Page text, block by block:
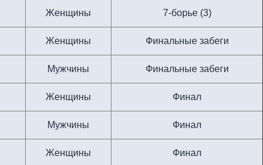
Женщины 7-борье (3)
Женщины Финальные забеги
Мужчины Финальные забеги
Женщины Финал
Мужчины Финал
Женщины Финал